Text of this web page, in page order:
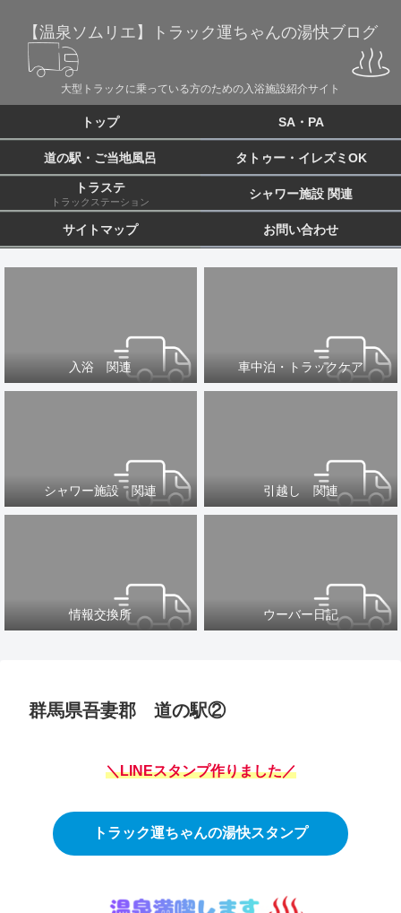
【温泉ソムリエ】トラック運ちゃんの湯快ブログ
大型トラックに乗っている方のための入浴施設紹介サイト
トップ SA・PA
道の駅・ご当地風呂 タトゥー・イレズミOK
トラステ
トラックステーション
シャワー施設 関連
サイトマップ お問い合わせ
入浴 関連 車中泊・トラックケア
シャワー施設 関連 引越し 関連
情報交換所 ウーバー日記
群馬県吾妻郡 道の駅②
＼LINEスタンプ作りました／
トラック運ちゃんの湯快スタンプ